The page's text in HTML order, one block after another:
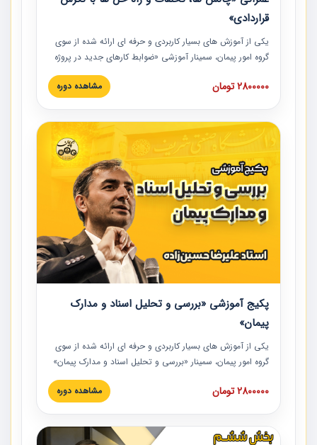
قراردادی»
یکی از آموزش‏‏‏‏‏‏ های بسیار کاربردی و حرفه‏ ای ارائه شده از سوی
گروه امور پیمان، سمینار آموزشی «ضوابط کارهای جدید در پروژه
های عمرانی» چالش ها، تخلفات و راه حل ها با نگرش قراردادی
است که در محل سندیکای شرکت های ساختمانی کشور ارائه شد.
مدارک پیمان به همراه تجربیات عملی ارائه شده است.
2800000 تومان مشاهده دوره
پکیج آموزشی «بررسی و تحلیل اسناد و مدارک
پیمان»
یکی از آموزش‏‏‏‏‏‏ های بسیار کاربردی و حرفه‏ ای ارائه شده از سوی
گروه امور پیمان، سمینار «بررسی و تحلیل اسناد و مدارک پیمان»
است که در دانشگاه صنعتی شریف ارائه شد. در این آموزش
نکات کلیدی مربوط به اسناد و مدارک پیمان، اولویت بندی اسناد
پیمان به همراه تجربیات عملی در این خصوص ارائه شده است.
2800000 تومان مشاهده دوره